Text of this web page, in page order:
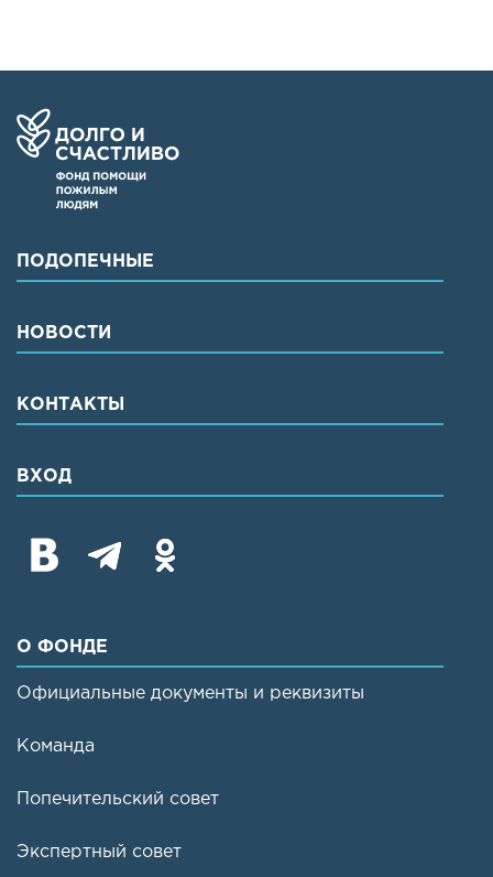
ПОДОПЕЧНЫЕ
НОВОСТИ
КОНТАКТЫ
ВХОД
О ФОНДЕ
Официальные документы и реквизиты
Команда
Попечительский совет
Экспертный совет